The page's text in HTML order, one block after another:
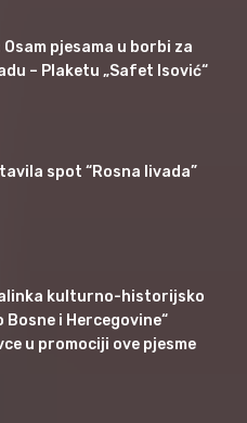
pjesama u borbi za
– Plaketu „Safet Isović“
spot “Rosna livada”
kulturno-historijsko
i Hercegovine“
u promociji ove pjesme